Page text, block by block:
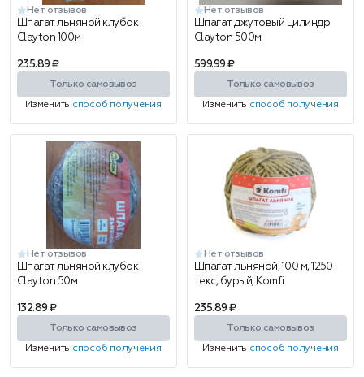
Нет отзывов
Шпагат льняной клубок
Clayton 100м
235.89 ₽
Только самовывоз
Изменить способ получения
Нет отзывов
Шпагат джутовый цилиндр
Clayton 500м
599.99 ₽
Только самовывоз
Изменить способ получения
Нет отзывов
Шпагат льняной клубок
Clayton 50м
132.89 ₽
Только самовывоз
Изменить способ получения
Нет отзывов
Шпагат льняной, 100 м, 1250
текс, бурый, Komfi
235.89 ₽
Только самовывоз
Изменить способ получения